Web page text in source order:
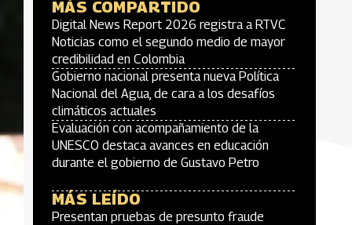
MÁS COMPARTIDO
Digital News Report 2026 registra a RTVC
Noticias como el segundo medio de mayor
credibilidad en Colombia
Gobierno nacional presenta nueva Política
Nacional del Agua, de cara a los desafíos
climáticos actuales
Evaluación con acompañamiento de la
UNESCO destaca avances en educación
durante el gobierno de Gustavo Petro
MÁS LEÍDO
Presentan pruebas de presunto fraude